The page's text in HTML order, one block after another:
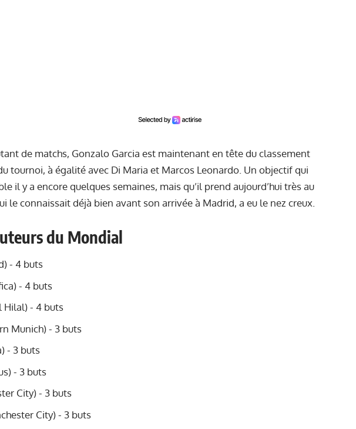
de matchs, Gonzalo Garcia est maintenant en tête du classement
tournoi, à égalité avec Di Maria et Marcos Leonardo. Un objectif qui
il y a encore quelques semaines, mais qu’il prend aujourd’hui très au
le connaissait déjà bien avant son arrivée à Madrid, a eu le nez creux.
du Mondial
- 4 buts
- 4 buts
Hilal) - 4 buts
Munich) - 3 buts
- 3 buts
- 3 buts
City) - 3 buts
City) - 3 buts